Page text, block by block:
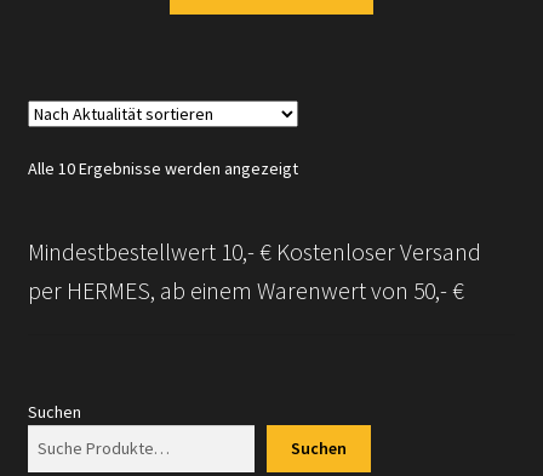
Alle 10 Ergebnisse werden angezeigtNach
Mindestbestellwert 10,- € Kostenloser Versand
per HERMES, ab einem Warenwert von 50,- €
Suchen
Suchen